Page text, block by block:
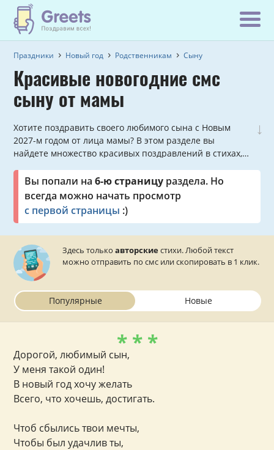
Праздники Новый год Родственникам Сыну
Красивые новогодние смс
сыну от мамы
↓
Хотите поздравить своего любимого сына с Новым
2027-м годом от лица мамы? В этом разделе вы
найдете множество красивых поздравлений в стихах,
Вы попали на6-ю страницу раздела. Но
всегда можно начать просмотр
с первой страницы :)
Здесь толькоавторские стихи. Любой текст
можно отправить по смс или скопировать в 1 клик.
Популярные Новые
* * *
Дорогой, любимый сын,
У меня такой один!
В новый год хочу желать
Всего, что хочешь, достигать.
Чтоб сбылись твои мечты,
Чтобы был удачлив ты,